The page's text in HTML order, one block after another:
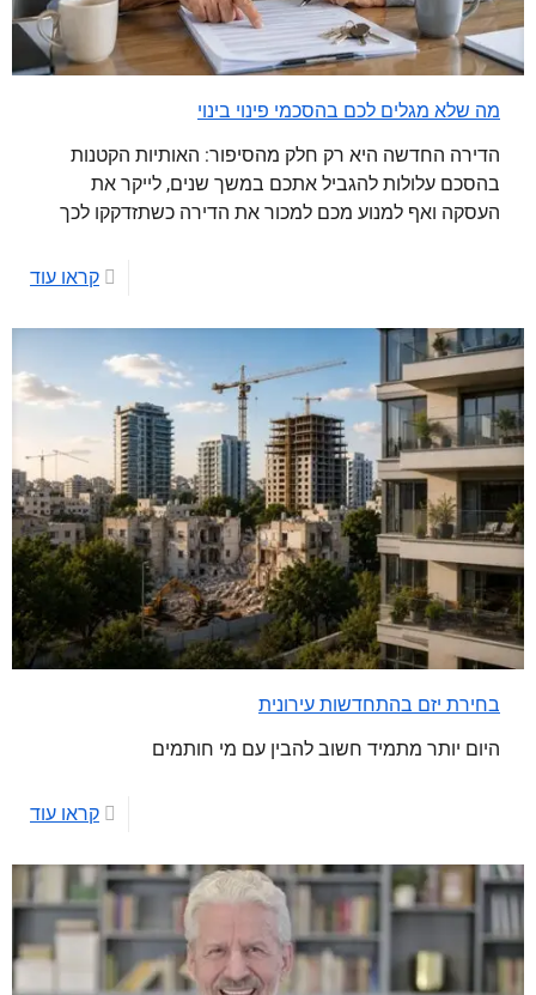
מה שלא מגלים לכם בהסכמי פינוי בינוי
הדירה החדשה היא רק חלק מהסיפור: האותיות הקטנות
בהסכם עלולות להגביל אתכם במשך שנים, לייקר את
העסקה ואף למנוע מכם למכור את הדירה כשתזדקקו לכך
קראו עוד
בחירת יזם בהתחדשות עירונית
היום יותר מתמיד חשוב להבין עם מי חותמים
קראו עוד